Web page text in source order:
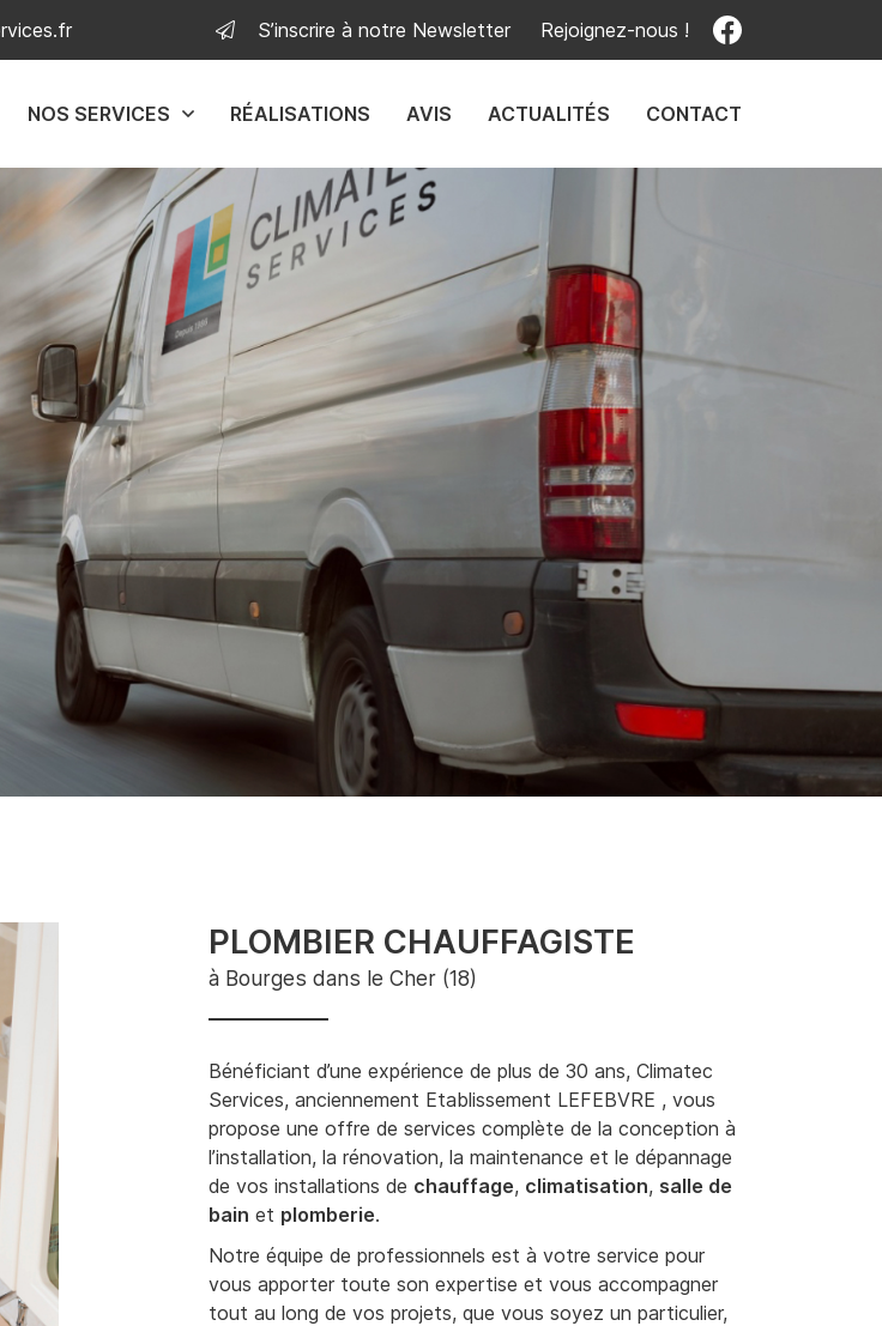
S’inscrire à notre Newsletter Rejoignez-nous !
NOS SERVICES RÉALISATIONS AVIS ACTUALITÉS CONTACT
PLOMBIER CHAUFFAGISTE
à Bourges dans le Cher (18)
Bénéficiant d’une expérience de plus de 30 ans, Climatec
Services, anciennement Etablissement LEFEBVRE , vous
propose une offre de services complète de la conception à
l’installation, la rénovation, la maintenance et le dépannage
de vos installations de chauffage, climatisation, salle de
bain et plomberie.
Notre équipe de professionnels est à votre service pour
vous apporter toute son expertise et vous accompagner
tout au long de vos projets, que vous soyez un particulier,